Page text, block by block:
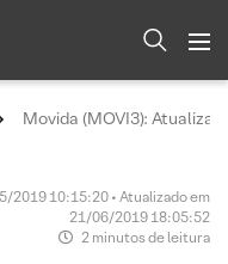
Movida (MOVI3):
2019 10:15:20 • Atualizado em
21/06/2019 18:05:52
2 minutos de leitura